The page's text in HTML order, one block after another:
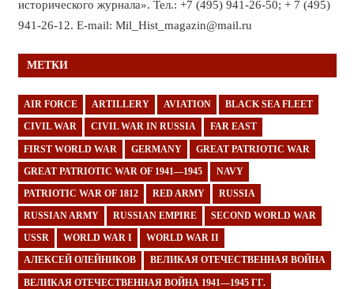
исторического журнала». Тел.: +7 (495) 941-26-50; + 7 (495)
941-26-12. E-mail: Mil_Hist_magazin@mail.ru
МЕТКИ
AIR FORCE ARTILLERY AVIATION BLACK SEA FLEET
CIVIL WAR CIVIL WAR IN RUSSIA FAR EAST
FIRST WORLD WAR GERMANY GREAT PATRIOTIC WAR
GREAT PATRIOTIC WAR OF 1941—1945 NAVY
PATRIOTIC WAR OF 1812 RED ARMY RUSSIA
RUSSIAN ARMY RUSSIAN EMPIRE SECOND WORLD WAR
USSR WORLD WAR I WORLD WAR II
АЛЕКСЕЙ ОЛЕЙНИКОВ ВЕЛИКАЯ ОТЕЧЕСТВЕННАЯ ВОЙНА
ВЕЛИКАЯ ОТЕЧЕСТВЕННАЯ ВОЙНА 1941—1945 ГГ.